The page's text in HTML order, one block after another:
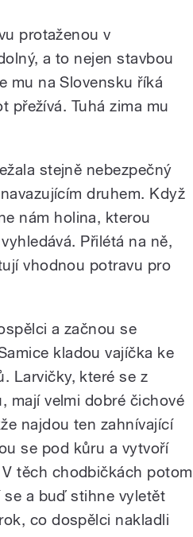
protaženou v
a to nejen stavbou
mu na Slovensku říká
přežívá. Tuhá zima mu
stejně nebezpečný
druhem. Když
nám holina, kterou
Přilétá na ně,
vhodnou potravu pro
a začnou se
kladou vajíčka ke
Larvičky, které se z
mají velmi dobré čichové
najdou ten zahnívající
se pod kůru a vytvoří
těch chodbičkách potom
se a buď stihne vyletět
co dospělci nakladli